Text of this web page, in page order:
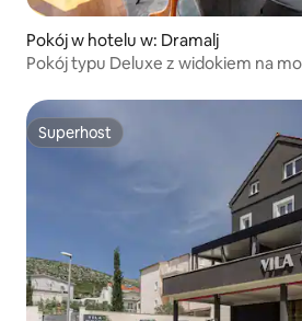
Pokój w hotelu w: Dramalj
Pokój typu Deluxe z widokiem na
Superhost
Superhost